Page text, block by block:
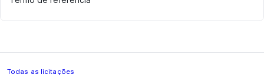
Todas as licitações